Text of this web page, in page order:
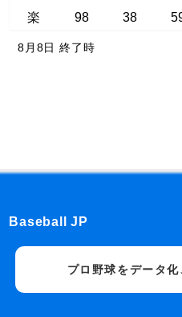
楽
98 38
8月8日 終了時
Baseball JP
プロ野球をデータ